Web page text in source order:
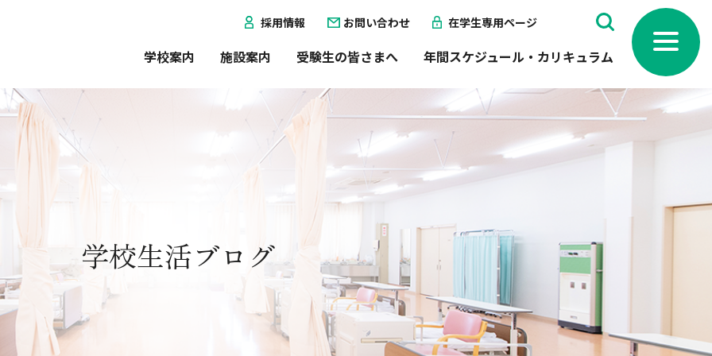
toggle
navigation
採用情報 お問い合わせ 在学生専用ページ
学校案内 施設案内 受験生の皆さまへ 年間スケジュール・カリキュラム
学校生活ブログ